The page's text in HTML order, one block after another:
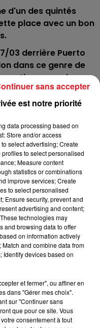
d'un des quintés
place avec un bon
03 derrière Puerto
dans ce genre de
estimer pour les
ces épreuves, il fait
poids commence à
de combinaison.
:
HOMICIDE
est notre priorité
data processing based on
Store and/or access
select advertising; Create
to select personalised
Measure content
statistics or combinations
improve services; Create
to select personalised
Ensure security, prevent and
advertising and content;
technologies may
and browsing data to offer
on information actively
and combine data from
Identify devices based on
et fermer", ou affiner en
dans "Gérer mes choix".
sur "Continuer sans
que pour ce site. Vous
consentement à tout
sans accepter